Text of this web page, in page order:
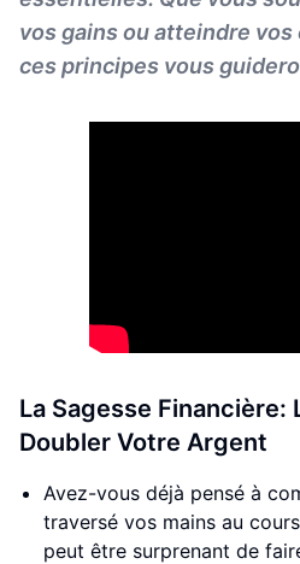
vos gains ou atteindre
ces principes vous
La Sagesse Financière:
Doubler Votre Argent
Avez-vous déjà pensé à
traversé vos mains au
peut être surprenant de